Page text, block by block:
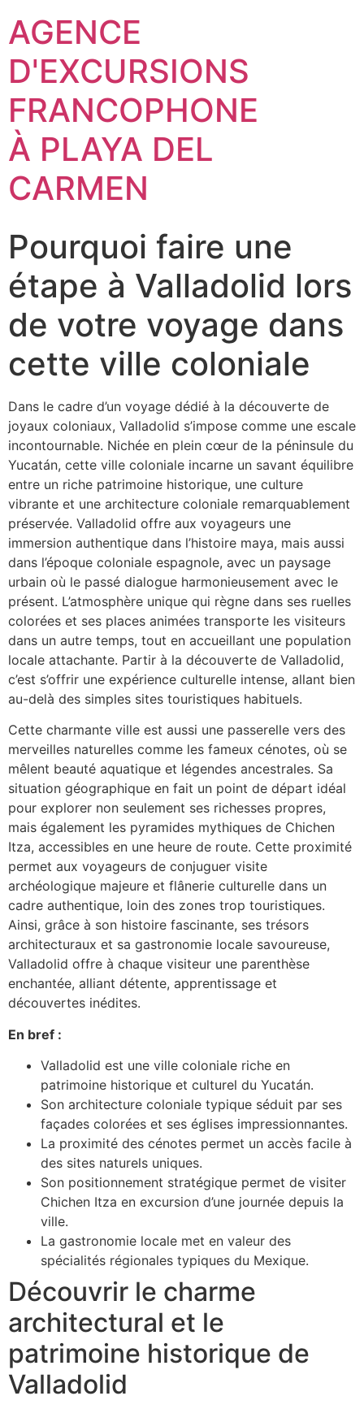
AGENCE
D'EXCURSIONS
FRANCOPHONE
À PLAYA DEL
CARMEN
Pourquoi faire une
étape à Valladolid lors
de votre voyage dans
cette ville coloniale
Dans le cadre d’un voyage dédié à la découverte de
joyaux coloniaux, Valladolid s’impose comme une escale
incontournable. Nichée en plein cœur de la péninsule du
Yucatán, cette ville coloniale incarne un savant équilibre
entre un riche patrimoine historique, une culture
vibrante et une architecture coloniale remarquablement
préservée. Valladolid offre aux voyageurs une
immersion authentique dans l’histoire maya, mais aussi
dans l’époque coloniale espagnole, avec un paysage
urbain où le passé dialogue harmonieusement avec le
présent. L’atmosphère unique qui règne dans ses ruelles
colorées et ses places animées transporte les visiteurs
dans un autre temps, tout en accueillant une population
locale attachante. Partir à la découverte de Valladolid,
c’est s’offrir une expérience culturelle intense, allant bien
au-delà des simples sites touristiques habituels.
Cette charmante ville est aussi une passerelle vers des
merveilles naturelles comme les fameux cénotes, où se
mêlent beauté aquatique et légendes ancestrales. Sa
situation géographique en fait un point de départ idéal
pour explorer non seulement ses richesses propres,
mais également les pyramides mythiques de Chichen
Itza, accessibles en une heure de route. Cette proximité
permet aux voyageurs de conjuguer visite
archéologique majeure et flânerie culturelle dans un
cadre authentique, loin des zones trop touristiques.
Ainsi, grâce à son histoire fascinante, ses trésors
architecturaux et sa gastronomie locale savoureuse,
Valladolid offre à chaque visiteur une parenthèse
enchantée, alliant détente, apprentissage et
découvertes inédites.
En bref :
Valladolid est une ville coloniale riche en
patrimoine historique et culturel du Yucatán.
Son architecture coloniale typique séduit par ses
façades colorées et ses églises impressionnantes.
La proximité des cénotes permet un accès facile à
des sites naturels uniques.
Son positionnement stratégique permet de visiter
Chichen Itza en excursion d’une journée depuis la
ville.
La gastronomie locale met en valeur des
spécialités régionales typiques du Mexique.
Découvrir le charme
architectural et le
patrimoine historique de
Valladolid